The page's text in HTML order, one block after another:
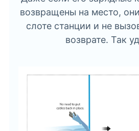
возвращены на место,
слоте станции и не
возврате. Так